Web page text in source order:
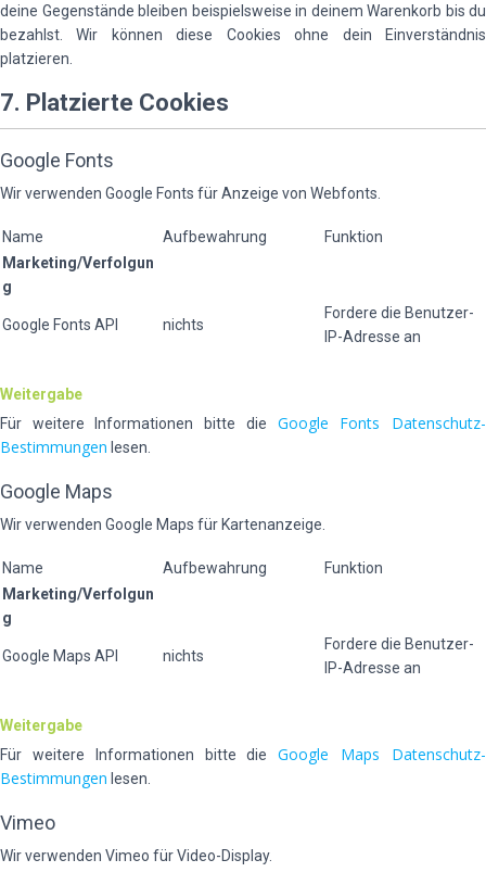
deine Gegenstände bleiben beispielsweise in deinem Warenkorb bis du
bezahlst. Wir können diese Cookies ohne dein Einverständnis
platzieren.
7. Platzierte Cookies
Google Fonts
Wir verwenden Google Fonts für Anzeige von Webfonts.
Name Aufbewahrung
Funktion
Marketing/Verfolgun
g
Google Fonts API nichts
Fordere die Benutzer-
IP-Adresse an
Weitergabe
Für weitere Informationen bitte die Google Fonts Datenschutz-
Bestimmungen lesen.
Google Maps
Wir verwenden Google Maps für Kartenanzeige.
Name Aufbewahrung
Funktion
Marketing/Verfolgun
g
Google Maps API nichts
Fordere die Benutzer-
IP-Adresse an
Weitergabe
Für weitere Informationen bitte dieGoogle Maps Datenschutz-
Bestimmungen lesen.
Vimeo
Wir verwenden Vimeo für Video-Display.